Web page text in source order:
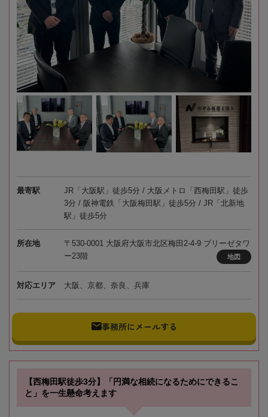
最寄駅
JR「大阪駅」徒歩5分 / 大阪メトロ「西梅田駅」徒歩
3分 / 阪神電鉄「大阪梅田駅」徒歩5分 / JR「北新地
駅」徒歩5分
所在地
〒530-0001 大阪府大阪市北区梅田2-4-9 ブリーゼタワ
ー23階
地図
対応エリア 大阪、京都、奈良、兵庫
事務所にメールする
【西梅田駅徒歩3分】「円満な相続になるためにできるこ
と」を一生懸命考えます